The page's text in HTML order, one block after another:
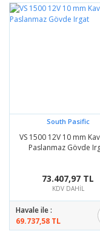
South Pasific
VS 1500 12V 10 mm
Paslanmaz Gövde
73.407,97 TL
KDV DAHİL
Havale ile :
69.737,58 TL